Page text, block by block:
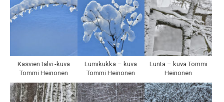
Kasvien talvi -kuva
Tommi Heinonen
Lumikukka – kuva
Tommi Heinonen
Lunta – kuva Tommi
Heinonen